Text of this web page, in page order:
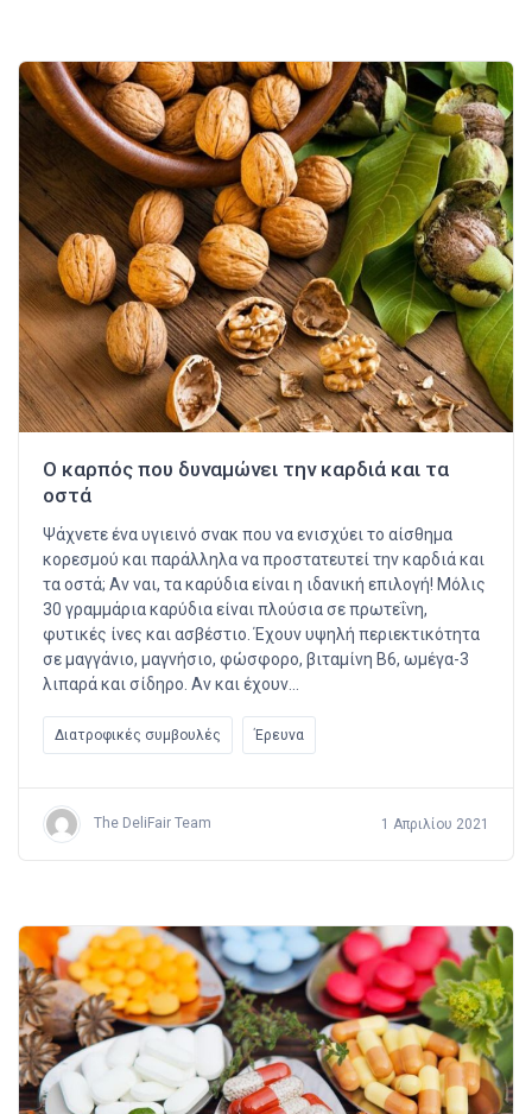
Ο καρπός που δυναμώνει την καρδιά και τα
οστά
Ψάχνετε ένα υγιεινό σνακ που να ενισχύει το αίσθημα
κορεσμού και παράλληλα να προστατευτεί την καρδιά και
τα οστά; Αν ναι, τα καρύδια είναι η ιδανική επιλογή! Μόλις
30 γραμμάρια καρύδια είναι πλούσια σε πρωτεΐνη,
φυτικές ίνες και ασβέστιο. Έχουν υψηλή περιεκτικότητα
σε μαγγάνιο, μαγνήσιο, φώσφορο, βιταμίνη Β6, ωμέγα-3
λιπαρά και σίδηρο. Αν και έχουν…
Διατροφικές συμβουλές Έρευνα
The DeliFair Team 1 Απριλίου 2021